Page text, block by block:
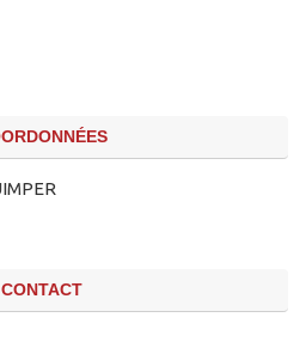
CONTACT